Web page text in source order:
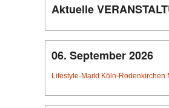
Aktuelle
06. September 2026
Lifestyle-Markt Köln-Rodenkirchen